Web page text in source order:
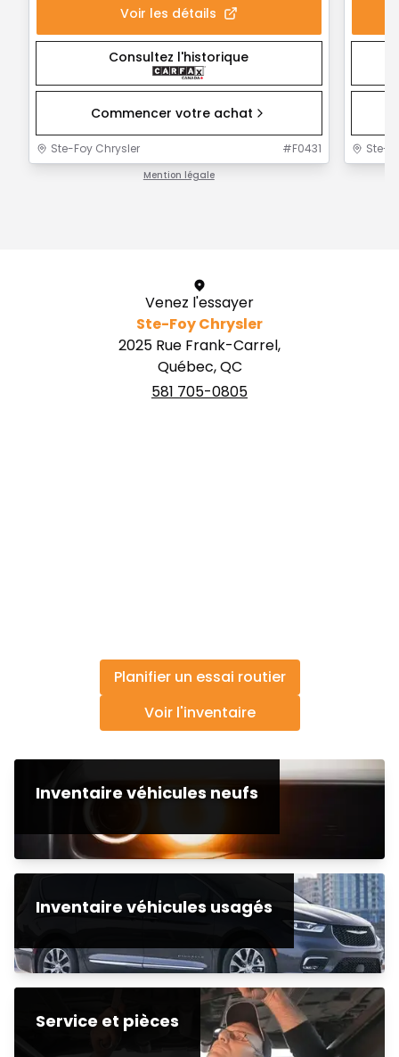
Voir les détails
Consultez l'historique
Commencer votre achat
Ste-Foy Chrysler #F0431
Mention légale
Ste-
Venez l'essayer
Ste-Foy Chrysler
2025 Rue Frank-Carrel,
Québec, QC
581 705-0805
Planifier un essai routier
Voir l'inventaire
Inventaire véhicules neufs
Inventaire véhicules usagés
Service et pièces